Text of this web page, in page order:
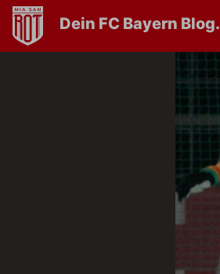
Dein FC Bayern Blog.